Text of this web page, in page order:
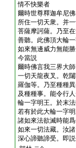
情不快樂者
爾時世尊釋迦牟尼
所住一切天衆。并
菩薩摩訶薩。乃至
善聽。此佛頂大輪
如來無邊威力無能
今當説
爾時佛言我三界大
一切天龍夜叉。乾
羅伽等。乃至種種
及種種事。能令行
輪一字明王。於末
若有於此大輪一字
諸如來法欲滅時能
如來一切法藏。汝
深心諦聽諦受。即